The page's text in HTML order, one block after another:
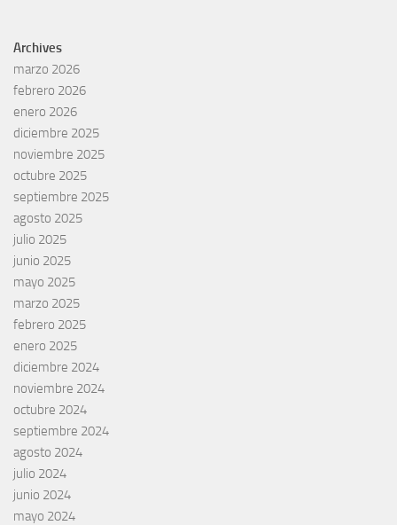
Archives
marzo 2026
febrero 2026
enero 2026
diciembre 2025
noviembre 2025
octubre 2025
septiembre 2025
agosto 2025
julio 2025
junio 2025
mayo 2025
marzo 2025
febrero 2025
enero 2025
diciembre 2024
noviembre 2024
octubre 2024
septiembre 2024
agosto 2024
julio 2024
junio 2024
mayo 2024